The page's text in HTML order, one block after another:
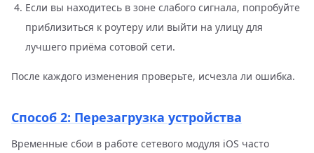
Если вы находитесь в зоне слабого сигнала, попробуйте
приблизиться к роутеру или выйти на улицу для
лучшего приёма сотовой сети.
После каждого изменения проверьте, исчезла ли ошибка.
Способ 2: Перезагрузка устройства
Временные сбои в работе сетевого модуля iOS часто